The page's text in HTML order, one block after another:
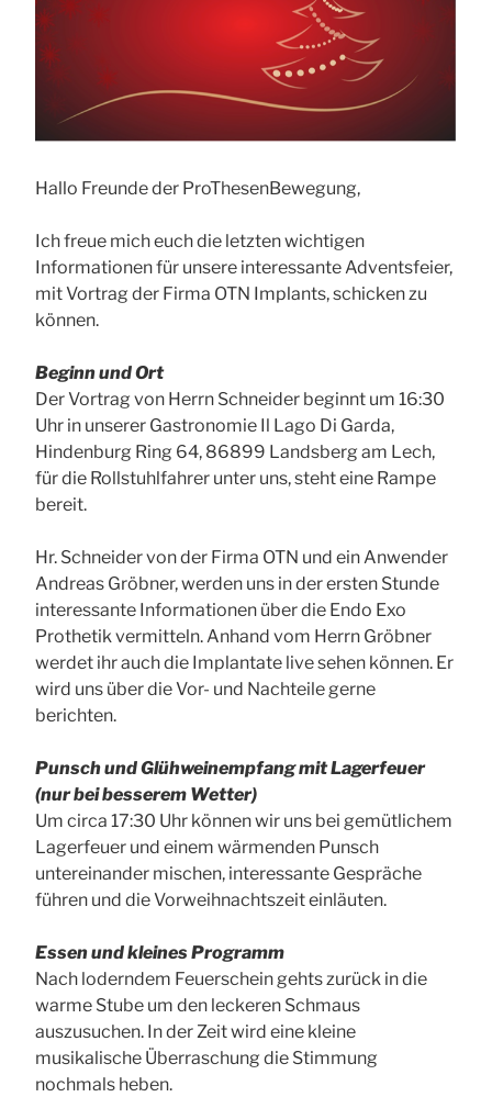
Hallo Freunde der ProThesenBewegung,
Ich freue mich euch die letzten wichtigen
Informationen für unsere interessante Adventsfeier,
mit Vortrag der Firma OTN Implants, schicken zu
können.
Beginn und Ort
Der Vortrag von Herrn Schneider beginnt um 16:30
Uhr in unserer Gastronomie Il Lago Di Garda,
Hindenburg Ring 64, 86899 Landsberg am Lech,
für die Rollstuhlfahrer unter uns, steht eine Rampe
bereit.
Hr. Schneider von der Firma OTN und ein Anwender
Andreas Gröbner, werden uns in der ersten Stunde
interessante Informationen über die Endo Exo
Prothetik vermitteln. Anhand vom Herrn Gröbner
werdet ihr auch die Implantate live sehen können. Er
wird uns über die Vor- und Nachteile gerne
berichten.
Punsch und Glühweinempfang mit Lagerfeuer
(nur bei besserem Wetter)
Um circa 17:30 Uhr können wir uns bei gemütlichem
Lagerfeuer und einem wärmenden Punsch
untereinander mischen, interessante Gespräche
führen und die Vorweihnachtszeit einläuten.
Essen und kleines Programm
Nach loderndem Feuerschein gehts zurück in die
warme Stube um den leckeren Schmaus
auszusuchen. In der Zeit wird eine kleine
musikalische Überraschung die Stimmung
nochmals heben.